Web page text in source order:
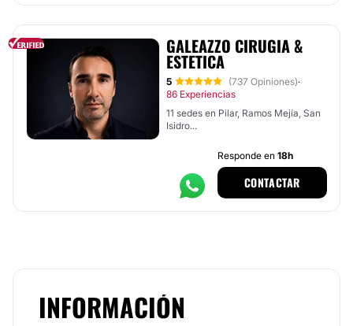
GALEAZZO CIRUGIA &
ESTETICA
5 (737 Opiniones)·
86 Experiencias
11 sedes en Pilar, Ramos Mejía, San
Isidro...
Responde en 18h
CONTACTAR
INFORMACIÓN